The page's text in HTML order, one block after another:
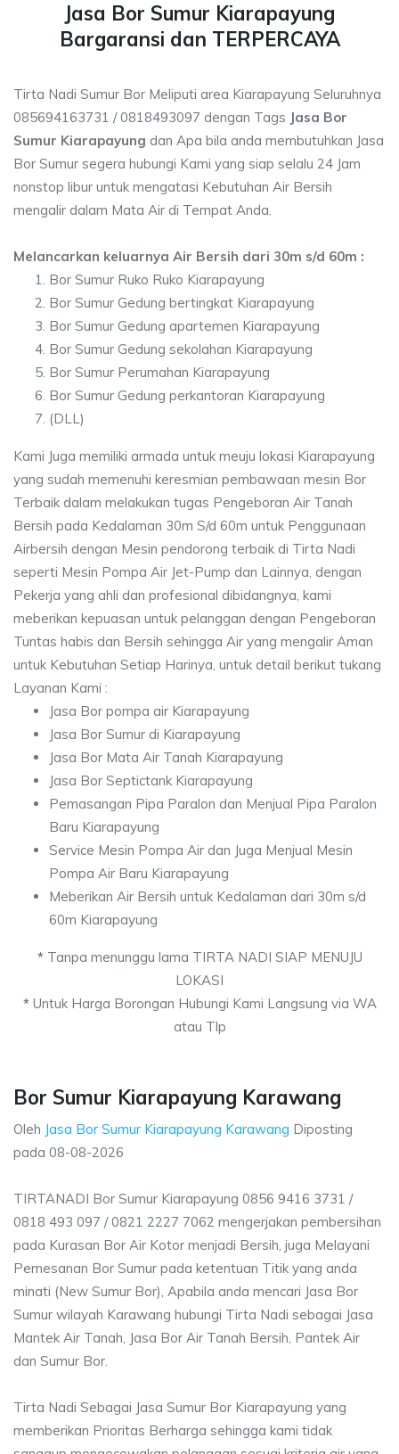
Jasa Bor Sumur Kiarapayung
Bargaransi dan TERPERCAYA
Tirta Nadi Sumur Bor Meliputi area Kiarapayung Seluruhnya
085694163731 / 0818493097 dengan Tags Jasa Bor
Sumur Kiarapayung dan Apa bila anda membutuhkan Jasa
Bor Sumur segera hubungi Kami yang siap selalu 24 Jam
nonstop libur untuk mengatasi Kebutuhan Air Bersih
mengalir dalam Mata Air di Tempat Anda.
Melancarkan keluarnya Air Bersih dari 30m s/d 60m :
Bor Sumur Ruko Ruko Kiarapayung
Bor Sumur Gedung bertingkat Kiarapayung
Bor Sumur Gedung apartemen Kiarapayung
Bor Sumur Gedung sekolahan Kiarapayung
Bor Sumur Perumahan Kiarapayung
Bor Sumur Gedung perkantoran Kiarapayung
(DLL)
Kami Juga memiliki armada untuk meuju lokasi Kiarapayung
yang sudah memenuhi keresmian pembawaan mesin Bor
Terbaik dalam melakukan tugas Pengeboran Air Tanah
Bersih pada Kedalaman 30m S/d 60m untuk Penggunaan
Airbersih dengan Mesin pendorong terbaik di Tirta Nadi
seperti Mesin Pompa Air Jet-Pump dan Lainnya, dengan
Pekerja yang ahli dan profesional dibidangnya, kami
meberikan kepuasan untuk pelanggan dengan Pengeboran
Tuntas habis dan Bersih sehingga Air yang mengalir Aman
untuk Kebutuhan Setiap Harinya, untuk detail berikut tukang
Layanan Kami :
Jasa Bor pompa air Kiarapayung
Jasa Bor Sumur di Kiarapayung
Jasa Bor Mata Air Tanah Kiarapayung
Jasa Bor Septictank Kiarapayung
Pemasangan Pipa Paralon dan Menjual Pipa Paralon
Baru Kiarapayung
Service Mesin Pompa Air dan Juga Menjual Mesin
Pompa Air Baru Kiarapayung
Meberikan Air Bersih untuk Kedalaman dari 30m s/d
60m Kiarapayung
*Tanpa menunggu lama TIRTA NADI SIAP MENUJU
LOKASI
*Untuk Harga Borongan Hubungi Kami Langsung via WA
atau Tlp
Bor Sumur Kiarapayung Karawang
Oleh Jasa Bor Sumur Kiarapayung Karawang Diposting
pada 08-08-2026
TIRTANADI Bor Sumur Kiarapayung 0856 9416 3731 /
0818 493 097 / 0821 2227 7062 mengerjakan pembersihan
pada Kurasan Bor Air Kotor menjadi Bersih, juga Melayani
Pemesanan Bor Sumur pada ketentuan Titik yang anda
minati (New Sumur Bor), Apabila anda mencari Jasa Bor
Sumur wilayah Karawang hubungi Tirta Nadi sebagai Jasa
Mantek Air Tanah, Jasa Bor Air Tanah Bersih, Pantek Air
dan Sumur Bor.
Tirta Nadi Sebagai Jasa Sumur Bor Kiarapayung yang
memberikan Prioritas Berharga sehingga kami tidak